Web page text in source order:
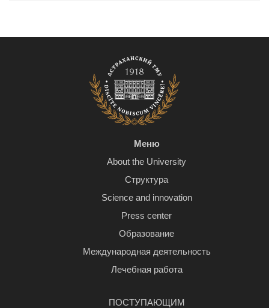
Меню
About the University
Структура
Science and innovation
Press center
Образование
Международная деятельность
Лечебная работа
ПОСТУПАЮЩИМ